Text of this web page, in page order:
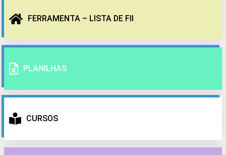
FERRAMENTA – LISTA DE FII
PLANILHAS
CURSOS